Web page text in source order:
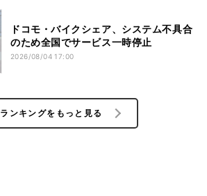
ドコモ・バイクシェア、システム不具合
のため全国でサービス一時停止
2026/08/04 17:00
ランキングをもっと見る